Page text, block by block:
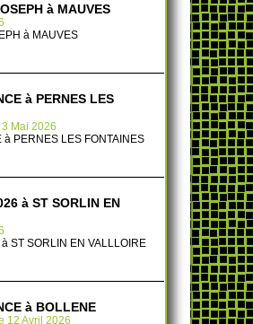
à MAUVES
à MAUVES
à PERNES LES
Mai 2026
PERNES LES FONTAINES
à ST SORLIN EN
ST SORLIN EN VALLLOIRE
à BOLLENE
12 Avril 2026